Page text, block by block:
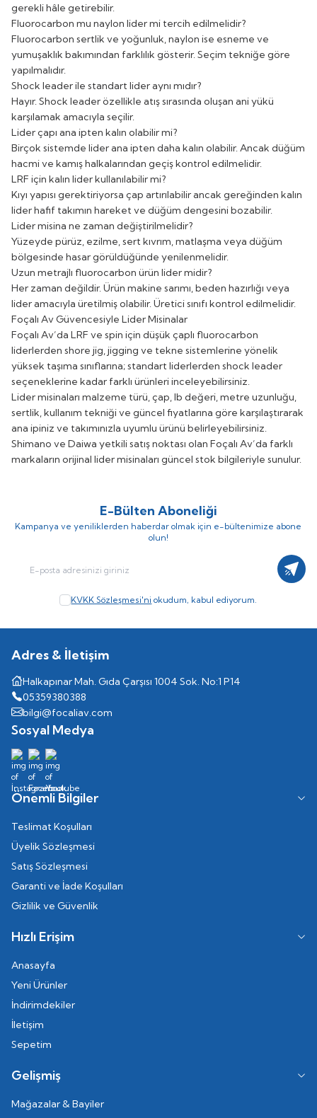
gerekli hâle getirebilir.
Fluorocarbon mu naylon lider mi tercih edilmelidir?
Fluorocarbon sertlik ve yoğunluk, naylon ise esneme ve
yumuşaklık bakımından farklılık gösterir. Seçim tekniğe göre
yapılmalıdır.
Shock leader ile standart lider aynı mıdır?
Hayır. Shock leader özellikle atış sırasında oluşan ani yükü
karşılamak amacıyla seçilir.
Lider çapı ana ipten kalın olabilir mi?
Birçok sistemde lider ana ipten daha kalın olabilir. Ancak düğüm
hacmi ve kamış halkalarından geçiş kontrol edilmelidir.
LRF için kalın lider kullanılabilir mi?
Kıyı yapısı gerektiriyorsa çap artırılabilir ancak gereğinden kalın
lider hafif takımın hareket ve düğüm dengesini bozabilir.
Lider misina ne zaman değiştirilmelidir?
Yüzeyde pürüz, ezilme, sert kıvrım, matlaşma veya düğüm
bölgesinde hasar görüldüğünde yenilenmelidir.
Uzun metrajlı fluorocarbon ürün lider midir?
Her zaman değildir. Ürün makine sarımı, beden hazırlığı veya
lider amacıyla üretilmiş olabilir. Üretici sınıfı kontrol edilmelidir.
Foçalı Av Güvencesiyle Lider Misinalar
Foçalı Av’da LRF ve spin için düşük çaplı fluorocarbon
liderlerden shore jig, jigging ve tekne sistemlerine yönelik
yüksek taşıma sınıflarına; standart liderlerden shock leader
seçeneklerine kadar farklı ürünleri inceleyebilirsiniz.
Lider misinaları malzeme türü, çap, lb değeri, metre uzunluğu,
sertlik, kullanım tekniği ve güncel fiyatlarına göre karşılaştırarak
ana ipiniz ve takımınızla uyumlu ürünü belirleyebilirsiniz.
Shimano ve Daiwa yetkili satış noktası olan Foçalı Av’da farklı
markaların orijinal lider misinaları güncel stok bilgileriyle sunulur.
E-Bülten Aboneliği
Kampanya ve yeniliklerden haberdar olmak için e-bültenimize abone
olun!
KVKK Sözleşmesi'ni okudum, kabul ediyorum.
Adres & İletişim
Halkapınar Mah. Gıda Çarşısı 1004 Sok. No:1 P14
05359380388
bilgi@focaliav.com
Sosyal Medya
Önemli Bilgiler
Teslimat Koşulları
Üyelik Sözleşmesi
Satış Sözleşmesi
Garanti ve İade Koşulları
Gizlilik ve Güvenlik
Hızlı Erişim
Anasayfa
Yeni Ürünler
İndirimdekiler
İletişim
Sepetim
Gelişmiş
Mağazalar & Bayiler